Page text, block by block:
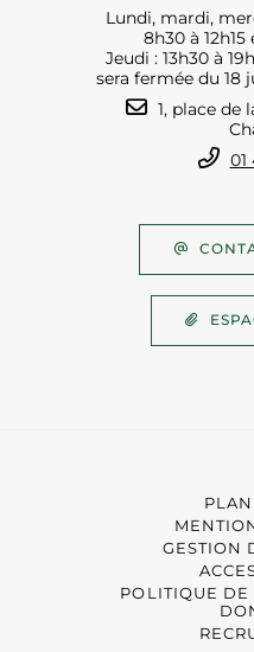
Lundi, mardi,
8h30 à 12h15
Jeudi : 13h30 à
sera fermée du 18
1, place de
01
GESTION
POLITIQUE DE